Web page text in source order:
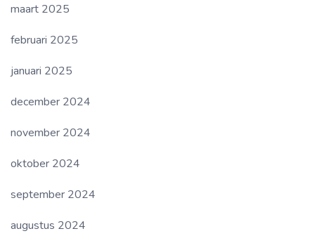
maart 2025
februari 2025
januari 2025
december 2024
november 2024
oktober 2024
september 2024
augustus 2024